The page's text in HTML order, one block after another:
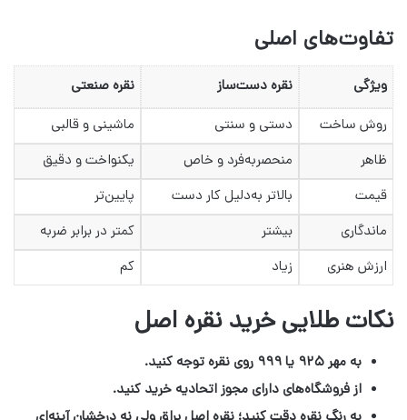
تفاوت‌های اصلی
ویژگی نقره دست‌ساز
نقره صنعتی
روش ساخت
دستی و سنتی
ماشینی و قالبی
ظاهر
منحصربه‌فرد و خاص
یکنواخت و دقیق
قیمت
بالاتر به‌دلیل کار دست
پایین‌تر
ماندگاری
بیشتر
کمتر در برابر ضربه
ارزش هنری
زیاد کم
نکات طلایی خرید نقره اصل
به مهر ۹۲۵ یا ۹۹۹ روی نقره توجه کنید.
از فروشگاه‌های دارای مجوز اتحادیه خرید کنید.